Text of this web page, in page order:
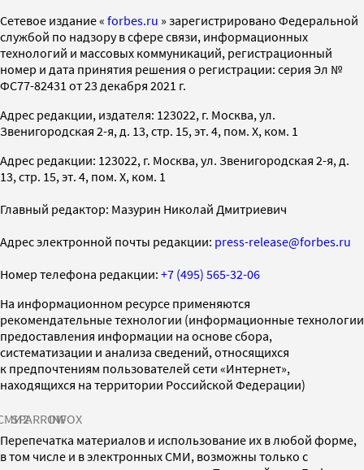
Cетевое издание « forbes.ru » зарегистрировано Федеральной
службой по надзору в сфере связи, информационных
технологий и массовых коммуникаций, регистрационный
номер и дата принятия решения о регистрации: серия Эл №
ФС77-82431 от 23 декабря 2021 г.
Адрес редакции, издателя: 123022, г. Москва, ул.
Звенигородская 2-я, д. 13, стр. 15, эт. 4, пом. X, ком. 1
Адрес редакции: 123022, г. Москва, ул. Звенигородская 2-я, д.
13, стр. 15, эт. 4, пом. X, ком. 1
Главный редактор: Мазурин Николай Дмитриевич
Адрес электронной почты редакции: press-release@forbes.ru
Номер телефона редакции: +7 (495) 565-32-06
На информационном ресурсе применяются
рекомендательные технологии (информационные технологии
предоставления информации на основе сбора,
систематизации и анализа сведений, относящихся
к предпочтениям пользователей сети «Интернет»,
находящихся на территории Российской Федерации)
SPARROWINFOX
Перепечатка материалов и использование их в любой форме,
в том числе и в электронных СМИ, возможны только с